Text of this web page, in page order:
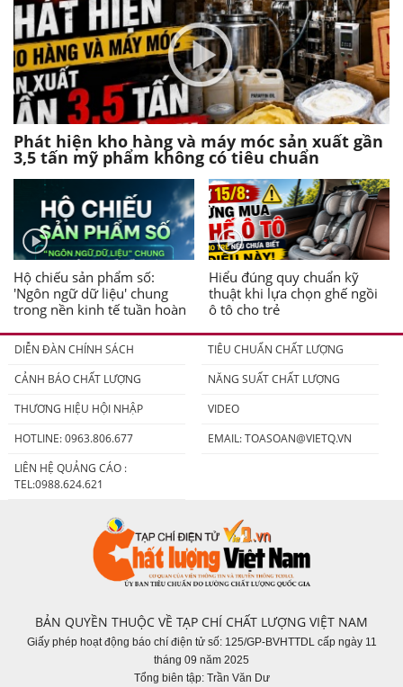
Phát hiện kho hàng và máy móc sản xuất gần
3,5 tấn mỹ phẩm không có tiêu chuẩn
Hộ chiếu sản phẩm số:
'Ngôn ngữ dữ liệu' chung
trong nền kinh tế tuần hoàn
Hiểu đúng quy chuẩn kỹ
thuật khi lựa chọn ghế ngồi
ô tô cho trẻ
DIỄN ĐÀN CHÍNH SÁCH
TIÊU CHUẨN CHẤT LƯỢNG
CẢNH BÁO CHẤT LƯỢNG
NĂNG SUẤT CHẤT LƯỢNG
THƯƠNG HIỆU HỘI NHẬP
VIDEO
HOTLINE: 0963.806.677
EMAIL:TOASOAN@VIETQ.VN
LIÊN HỆ QUẢNG CÁO :
TEL:0988.624.621
BẢN QUYỀN THUỘC VỀ TẠP CHÍ CHẤT LƯỢNG VIỆT NAM
Giấy phép hoạt động báo chí điện tử số: 125/GP-BVHTTDL cấp ngày 11
tháng 09 năm 2025
Tổng biên tập: Trần Văn Dư